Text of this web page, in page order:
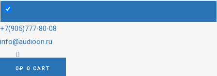
+7(905)777-80-08
info@audioon.ru
0₽ 0 CART